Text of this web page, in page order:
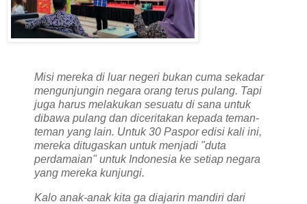
Misi mereka di luar negeri bukan cuma sekadar
mengunjungin negara orang terus pulang. Tapi
juga harus melakukan sesuatu di sana untuk
dibawa pulang dan diceritakan kepada teman-
teman yang lain. Untuk 30 Paspor edisi kali ini,
mereka ditugaskan untuk menjadi "duta
perdamaian" untuk Indonesia ke setiap negara
yang mereka kunjungi.
Kalo anak-anak kita ga diajarin mandiri dari